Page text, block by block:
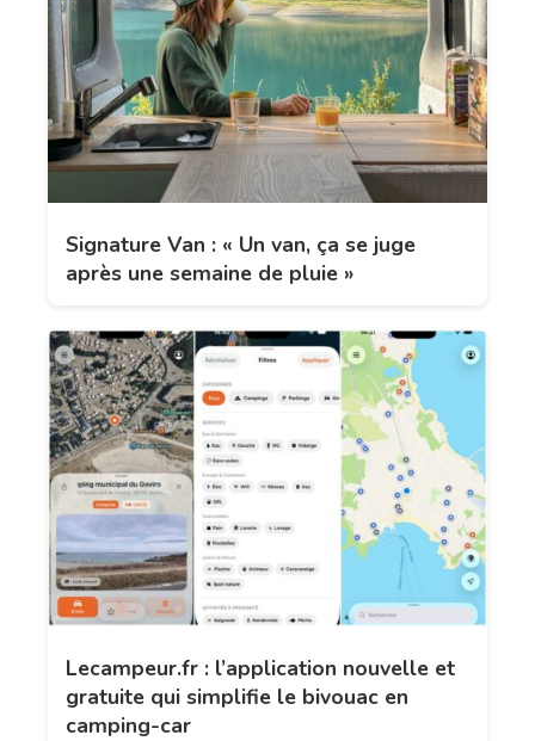
Signature Van : « Un van, ça se juge
après une semaine de pluie »
Lecampeur.fr : l’application nouvelle et
gratuite qui simplifie le bivouac en
camping-car